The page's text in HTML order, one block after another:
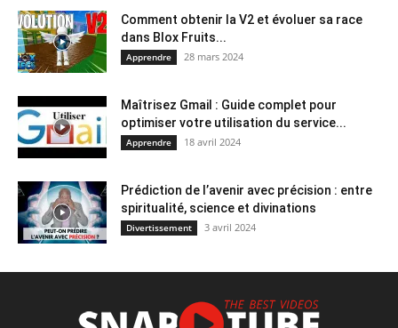
Comment obtenir la V2 et évoluer sa race
dans Blox Fruits...
Apprendre 28 mars 2024
Maîtrisez Gmail : Guide complet pour
optimiser votre utilisation du service...
Apprendre 18 avril 2024
Prédiction de l’avenir avec précision : entre
spiritualité, science et divinations
Divertissement 3 avril 2024